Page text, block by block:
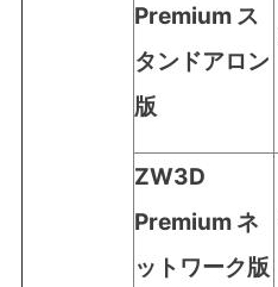
Premium ス
タンドアロン
版
ZW3D
Premium ネ
ットワーク版